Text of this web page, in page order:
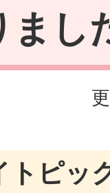
まし
トピッ